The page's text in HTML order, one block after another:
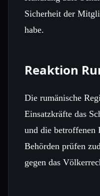
Sicherheit der
habe.
Reaktion
Die rumänische
Einsatzkräfte das
und die betroffenen
Behörden prüfen
gegen das